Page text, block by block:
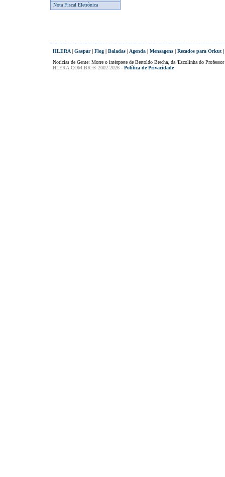
Nota Fiscal Eletrônica
HLERA| Gaspar| Flog | Baladas | Agenda | Mensagens | Recados para Orkut |
Notícias de Gente: Morre o intérprete de Bertoldo Brecha, da 'Escolinha do
HLERA.COM.BR ® 2002-2026 - Política de Privacidade